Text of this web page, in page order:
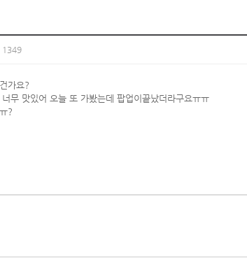
1349
가요?
무 맛있어 오늘 또 가봤는데 팝업이끝났더라구요ㅠㅠ
?